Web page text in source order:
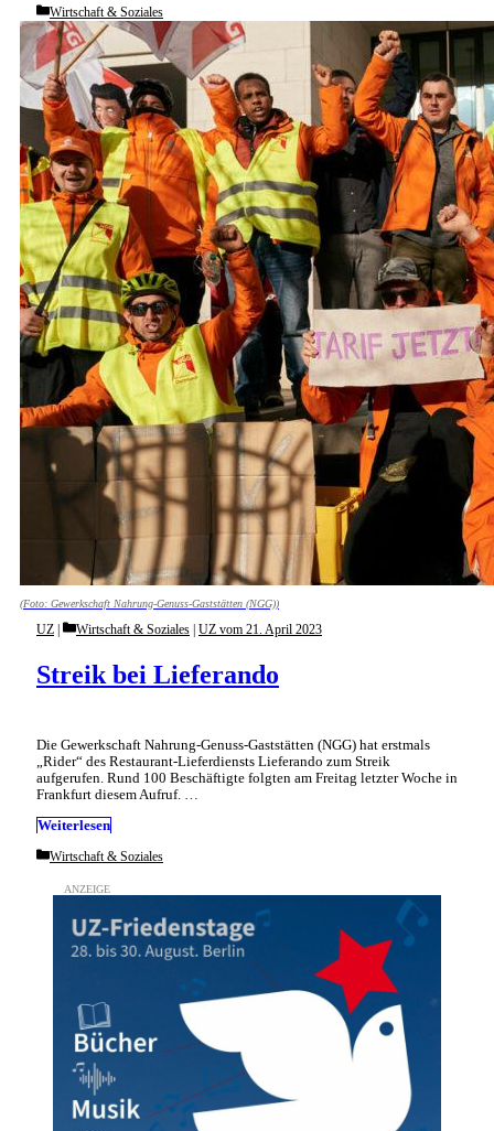
Categories
Wirtschaft & Soziales
(Foto: Gewerkschaft Nahrung-Genuss-Gaststätten (NGG))
Streik bei Lieferando
UZ Categories
Wirtschaft & Soziales UZ vom 21. April 2023
Die Gewerkschaft Nahrung-Genuss-Gaststätten (NGG) hat erstmals
„Rider“ des Restaurant-Lieferdiensts Lieferando zum Streik
aufgerufen. Rund 100 Beschäftigte folgten am Freitag letzter Woche in
Frankfurt diesem Aufruf. …
Weiterlesen
Categories
Wirtschaft & Soziales